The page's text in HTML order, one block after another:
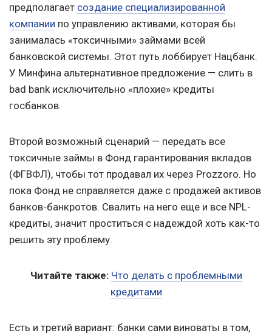
предполагает создание специализированной
компании по управлению активами, которая бы
занималась «токсичными» займами всей
банковской системы. Этот путь лоббирует Нацбанк.
У Минфина альтернативное предложение — слить в
bad bank исключительно «плохие» кредиты
госбанков.
Второй возможный сценарий — передать все
токсичные займы в Фонд гарантирования вкладов
(ФГВФЛ), чтобы тот продавал их через Prozzoro. Но
пока Фонд не справляется даже с продажей активов
банков-банкротов. Свалить на него еще и все NPL-
кредиты, значит проститься с надеждой хоть как-то
решить эту проблему.
Читайте также: Что делать с проблемными
кредитами
Есть и третий вариант: банки сами виноваты в том,